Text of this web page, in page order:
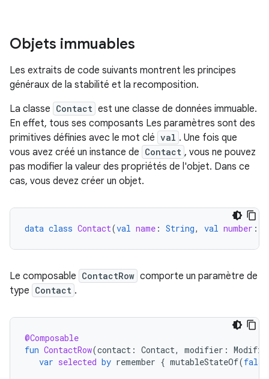
Objets immuables
Les extraits de code suivants montrent les principes
généraux de la stabilité et la recomposition.
La classe Contact est une classe de données immuable.
En effet, tous ses composants Les paramètres sont des
primitives définies avec le mot clé val . Une fois que
vous avez créé un instance de Contact , vous ne pouvez
pas modifier la valeur des propriétés de l'objet. Dans ce
cas, vous devez créer un objet.
data class Contact(val name : String, val number :
Le composable ContactRow comporte un paramètre de
type Contact .
@Composable
fun ContactRow(contact : Contact, modifier :
var selected by remember { mutableStateOf(false